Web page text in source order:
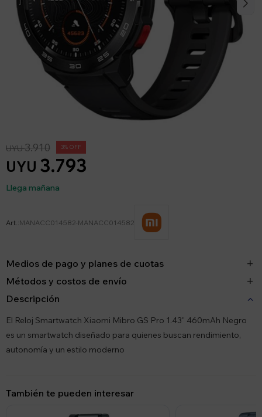
UYU 3.793
UYU3.910 3
Llega mañana
MANACC014582-MANACC014582
Medios de pago y planes de cuotas
Métodos y costos de envío
Descripción
El Reloj Smartwatch Xiaomi Mibro GS Pro 1.43" 460mAh Negro
es un smartwatch diseñado para quienes buscan rendimiento,
autonomía y un estilo moderno
También te pueden interesar